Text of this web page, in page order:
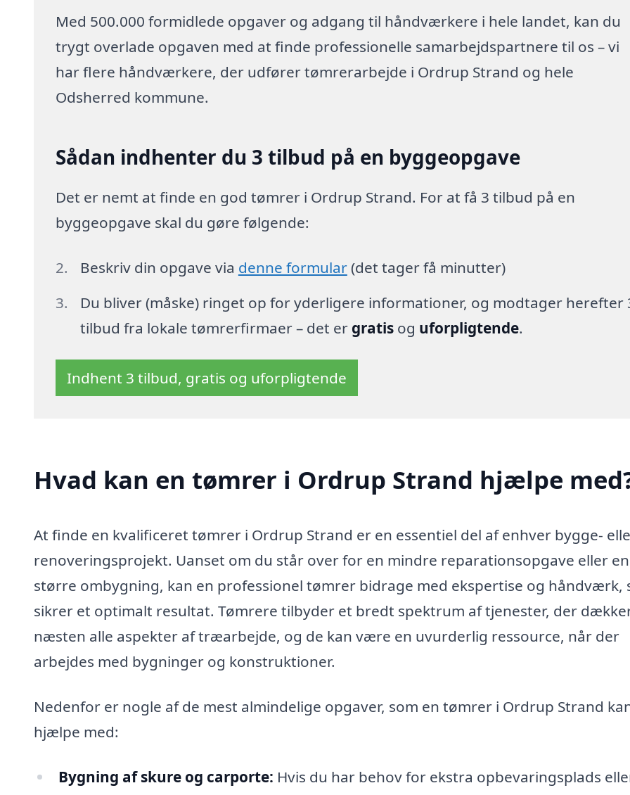
Med 500.000 formidlede opgaver og adgang til håndværkere i hele landet, kan du
trygt overlade opgaven med at finde professionelle samarbejdspartnere til os – vi
har flere håndværkere, der udfører tømrerarbejde i Ordrup Strand og hele
Odsherred kommune.
Sådan indhenter du 3 tilbud på en byggeopgave
Det er nemt at finde en god tømrer i Ordrup Strand. For at få 3 tilbud på en
byggeopgave skal du gøre følgende:
Beskriv din opgave via denne formular(det tager få minutter)
Du bliver (måske) ringet op for yderligere informationer, og modtager herefter
tilbud fra lokale tømrerfirmaer – det er gratisog uforpligtende.
Indhent 3 tilbud, gratis og uforpligtende
Hvad kan en tømrer i Ordrup Strand hjælpe
At finde en kvalificeret tømrer i Ordrup Strand er en essentiel del af enhver bygge-
renoveringsprojekt. Uanset om du står over for en mindre reparationsopgave eller en
større ombygning, kan en professionel tømrer bidrage med ekspertise og håndværk,
sikrer et optimalt resultat. Tømrere tilbyder et bredt spektrum af tjenester, der
næsten alle aspekter af træarbejde, og de kan være en uvurderlig ressource, når der
arbejdes med bygninger og konstruktioner.
Nedenfor er nogle af de mest almindelige opgaver, som en tømrer i Ordrup Strand
hjælpe med:
Bygning af skure og carporte: Hvis du har behov for ekstra opbevaringsplads